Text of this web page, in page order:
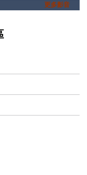
更多影音